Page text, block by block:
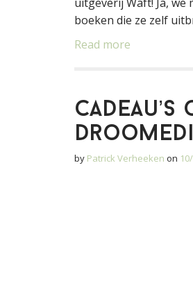
boeken die ze zelf
Read more
by Patrick Verheeken on